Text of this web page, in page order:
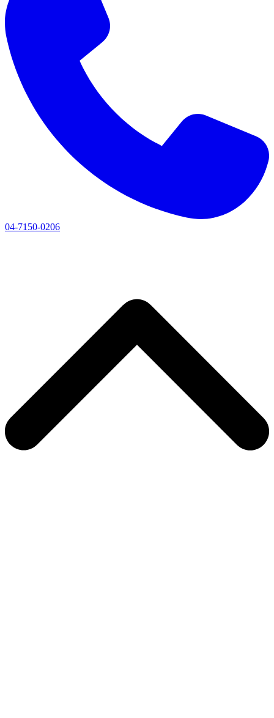
04-7150-0206